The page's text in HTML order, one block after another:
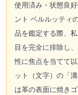
使用済み・状態良
ント ベルルッティ
品を鑑定する際、
目を完全に排除し
性に焦点を当てて
ット（文字）の「
は革の表面に焼き